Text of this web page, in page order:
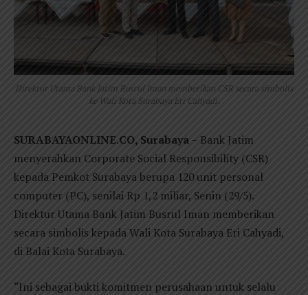
Direktur Utama Bank Jatim Busrul Iman memberikan CSR secara simbolis
ke Wali Kota Surabaya Eri Cahyadi.
SURABAYAONLINE.CO, Surabaya– Bank Jatim
menyerahkan Corporate Social Responsibility (CSR)
kepada Pemkot Surabaya berupa 120 unit personal
computer (PC), senilai Rp 1,2 miliar, Senin (29/5).
Direktur Utama Bank Jatim Busrul Iman memberikan
secara simbolis kepada Wali Kota Surabaya Eri Cahyadi,
di Balai Kota Surabaya.
“Ini sebagai bukti komitmen perusahaan untuk selalu